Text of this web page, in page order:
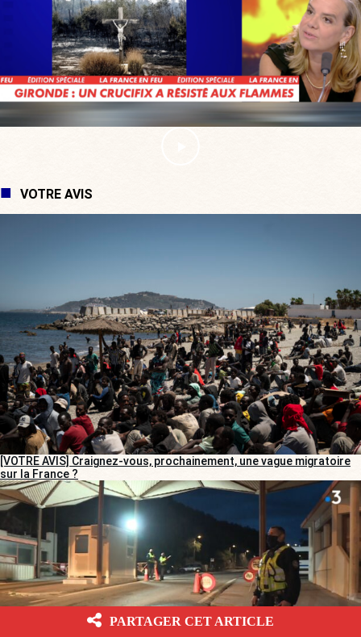
VOTRE AVIS
[VOTRE AVIS] Craignez-vous, prochainement, une vague migratoire
sur la France ?
PARTAGER CET ARTICLE